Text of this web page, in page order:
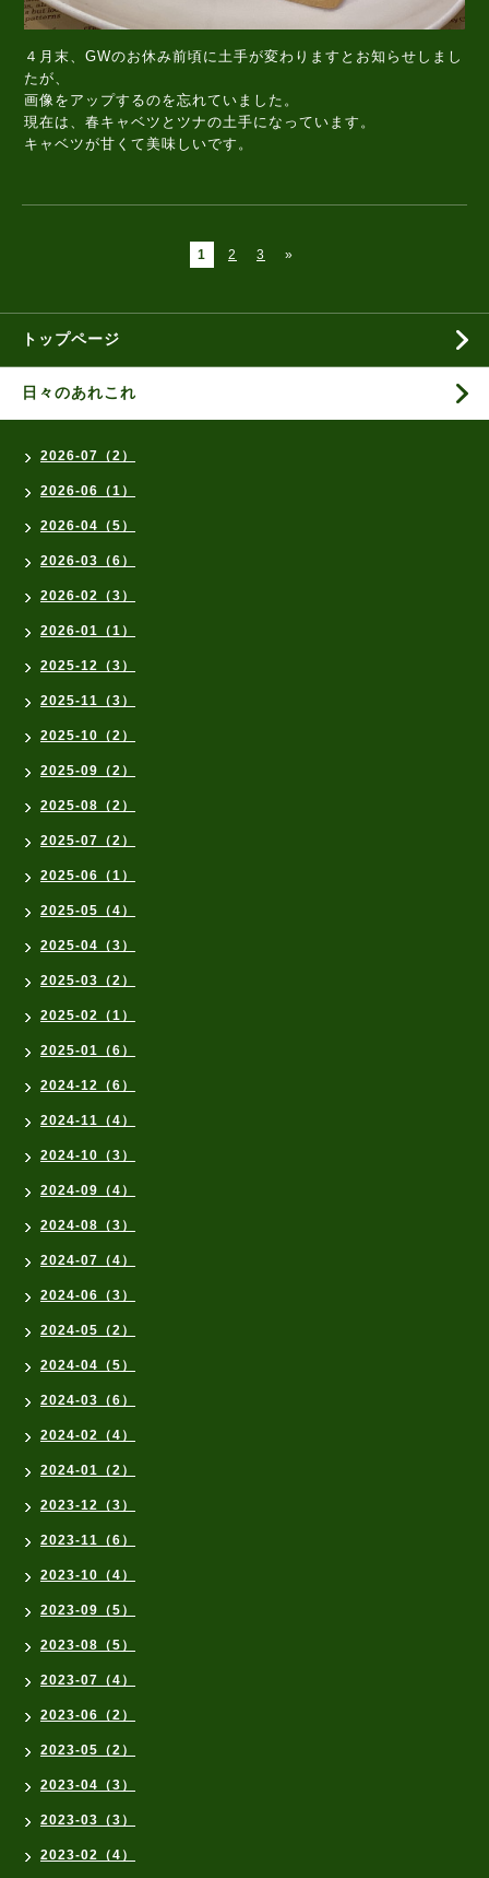
４月末、GWのお休み前頃に土手が変わりますとお知らせしまし
たが、
画像をアップするのを忘れていました。
現在は、春キャベツとツナの土手になっています。
キャベツが甘くて美味しいです。
1 2 3 »
トップページ
日々のあれこれ
2026-07（2）
2026-06（1）
2026-04（5）
2026-03（6）
2026-02（3）
2026-01（1）
2025-12（3）
2025-11（3）
2025-10（2）
2025-09（2）
2025-08（2）
2025-07（2）
2025-06（1）
2025-05（4）
2025-04（3）
2025-03（2）
2025-02（1）
2025-01（6）
2024-12（6）
2024-11（4）
2024-10（3）
2024-09（4）
2024-08（3）
2024-07（4）
2024-06（3）
2024-05（2）
2024-04（5）
2024-03（6）
2024-02（4）
2024-01（2）
2023-12（3）
2023-11（6）
2023-10（4）
2023-09（5）
2023-08（5）
2023-07（4）
2023-06（2）
2023-05（2）
2023-04（3）
2023-03（3）
2023-02（4）